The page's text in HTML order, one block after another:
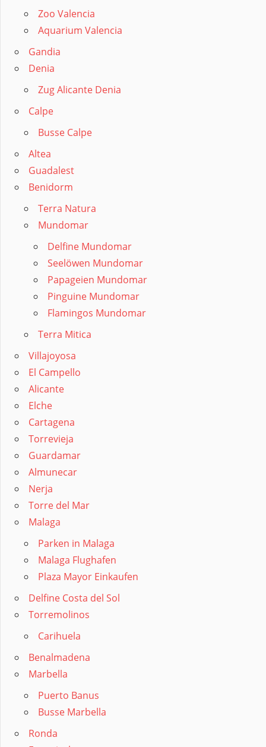
Zoo Valencia
Aquarium Valencia
Gandia
Denia
Zug Alicante Denia
Calpe
Busse Calpe
Altea
Guadalest
Benidorm
Terra Natura
Mundomar
Delfine Mundomar
Seelöwen Mundomar
Papageien Mundomar
Pinguine Mundomar
Flamingos Mundomar
Terra Mitica
Villajoyosa
El Campello
Alicante
Elche
Cartagena
Torrevieja
Guardamar
Almunecar
Nerja
Torre del Mar
Malaga
Parken in Malaga
Malaga Flughafen
Plaza Mayor Einkaufen
Delfine Costa del Sol
Torremolinos
Carihuela
Benalmadena
Marbella
Puerto Banus
Busse Marbella
Ronda